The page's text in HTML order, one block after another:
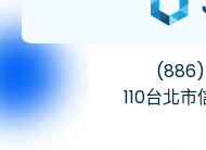
110台北